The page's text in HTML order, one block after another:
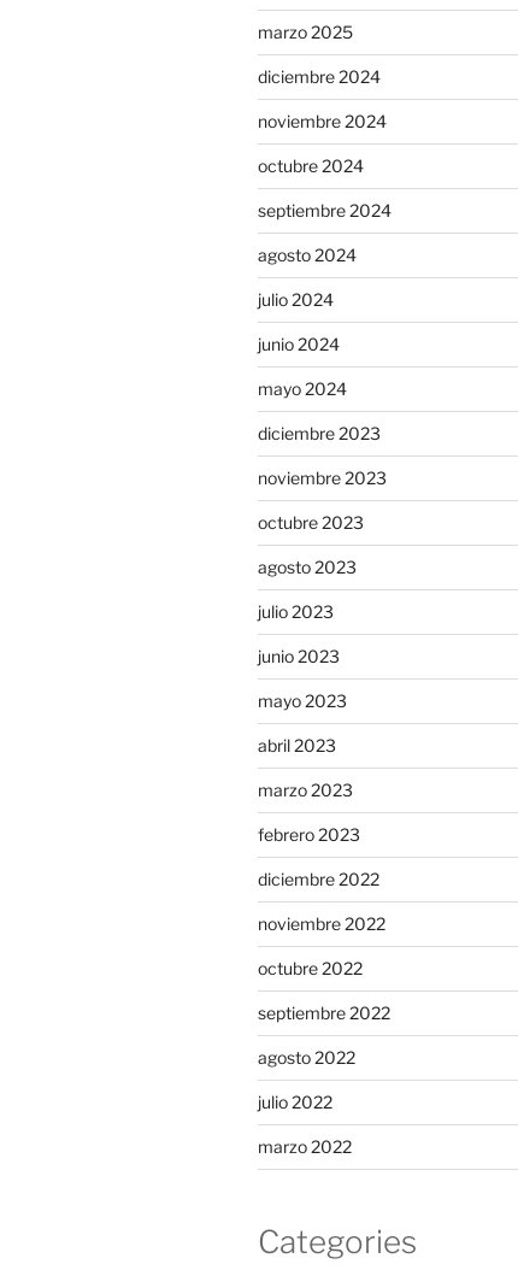
marzo 2025
diciembre 2024
noviembre 2024
octubre 2024
septiembre 2024
agosto 2024
julio 2024
junio 2024
mayo 2024
diciembre 2023
noviembre 2023
octubre 2023
agosto 2023
julio 2023
junio 2023
mayo 2023
abril 2023
marzo 2023
febrero 2023
diciembre 2022
noviembre 2022
octubre 2022
septiembre 2022
agosto 2022
julio 2022
marzo 2022
Categories